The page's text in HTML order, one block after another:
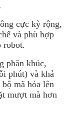
cực kỳ rộng,
và phù hợp
robot.
phân khúc,
phút) và khả
mã hóa lên
mượt mà hơn